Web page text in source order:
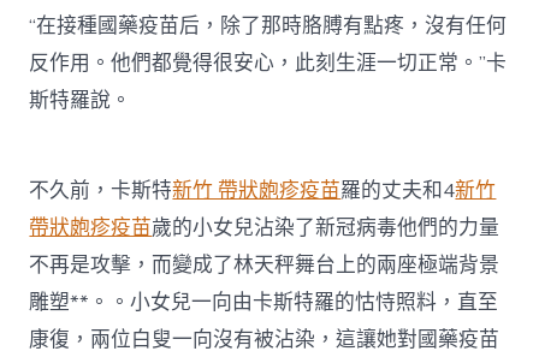
“在接種國藥疫苗后，除了那時胳膊有點疼，沒有任何
反作用。他們都覺得很安心，此刻生涯一切正常。”卡
斯特羅說。
不久前，卡斯特新竹 帶狀皰疹疫苗羅的丈夫和4新竹
帶狀皰疹疫苗歲的小女兒沾染了新冠病毒他們的力量
不再是攻擊，而變成了林天秤舞台上的兩座極端背景
雕塑**。。小女兒一向由卡斯特羅的怙恃照料，直至
康復，兩位白叟一向沒有被沾染，這讓她對國藥疫苗